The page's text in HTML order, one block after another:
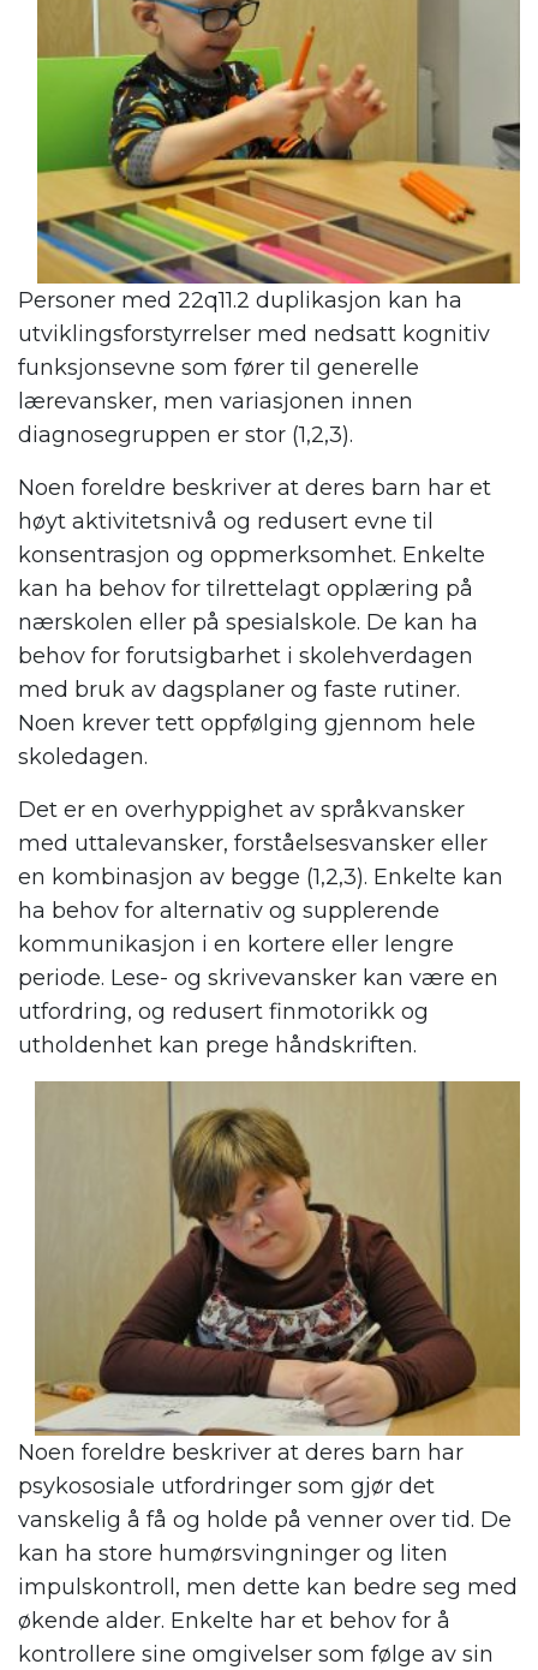
Personer med 22q11.2 duplikasjon kan ha
utviklingsforstyrrelser med nedsatt kognitiv
funksjonsevne som fører til generelle
lærevansker, men variasjonen innen
diagnosegruppen er stor (1,2,3).
Noen foreldre beskriver at deres barn har et
høyt aktivitetsnivå og redusert evne til
konsentrasjon og oppmerksomhet. Enkelte
kan ha behov for tilrettelagt opplæring på
nærskolen eller på spesialskole. De kan ha
behov for forutsigbarhet i skolehverdagen
med bruk av dagsplaner og faste rutiner.
Noen krever tett oppfølging gjennom hele
skoledagen.
Det er en overhyppighet av språkvansker
med uttalevansker, forståelsesvansker eller
en kombinasjon av begge (1,2,3). Enkelte kan
ha behov for alternativ og supplerende
kommunikasjon i en kortere eller lengre
periode. Lese- og skrivevansker kan være en
utfordring, og redusert finmotorikk og
utholdenhet kan prege håndskriften.
Noen foreldre beskriver at deres barn har
psykososiale utfordringer som gjør det
vanskelig å få og holde på venner over tid. De
kan ha store humørsvingninger og liten
impulskontroll, men dette kan bedre seg med
økende alder. Enkelte har et behov for å
kontrollere sine omgivelser som følge av sin